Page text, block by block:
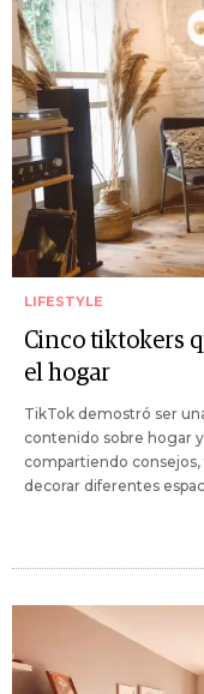
LIFESTYLE
Cinco tiktokers
el hogar
TikTok demostró ser
contenido sobre hogar
compartiendo
decorar diferentes